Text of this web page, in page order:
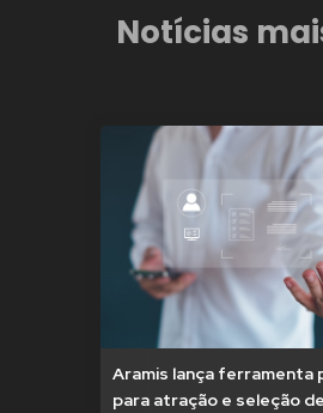
Notícias
Aramis lança ferramenta
para atração e seleção